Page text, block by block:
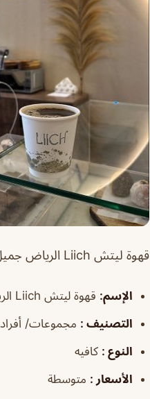
قهوة ليتش Liich الرياض جميل و رايق يستحق الزياره..اذا تحب الجو الهادئ ف هذا هو المكان المناسب
الإسم: قهوة ليتش Liich الرياض
التصنيف : مجموعات/ أفراد
النوع : كافيه
الأسعار : متوسطة